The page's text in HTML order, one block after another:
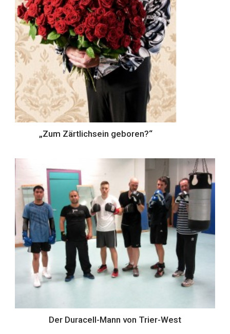
„Zum Zärtlichsein geboren?“
Der Duracell-Mann von Trier-West